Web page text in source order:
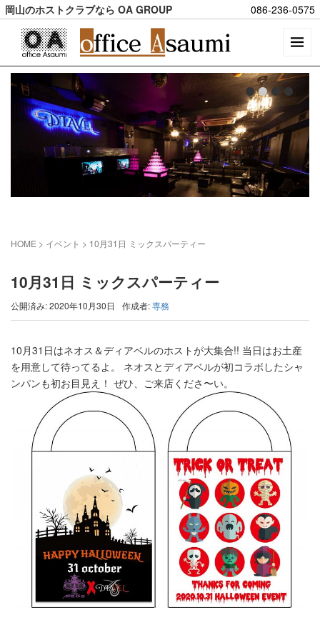
岡山のホストクラブなら OA GROUP 086-236-0575
HOME > イベント > 10月31日 ミックスパーティー
10月31日 ミックスパーティー
公開済み: 2020年10月30日 作成者:専務
10月31日はネオス＆ディアベルのホストが大集合!! 当日はお土産
を用意して待ってるよ。 ネオスとディアベルが初コラボしたシャ
ンパンも初お目見え！ ぜひ、ご来店くださ〜い。